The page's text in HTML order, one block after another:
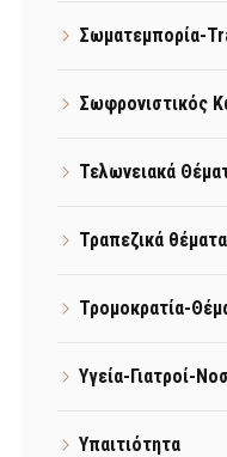
Σωματεμπορία-
Σωφρονιστικός
Τελωνειακά
Τραπεζικά θέματα
Τρομοκρατία-
Υγεία-Γιατροί-
Υπαιτιότητα